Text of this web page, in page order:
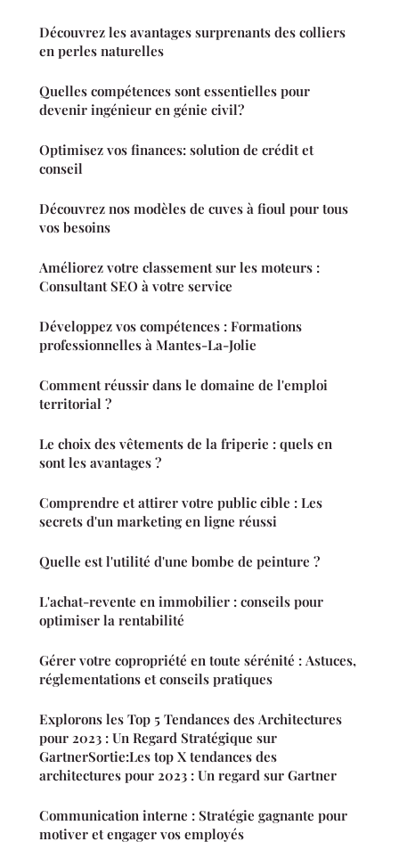
Découvrez les avantages surprenants des colliers
en perles naturelles
Quelles compétences sont essentielles pour
devenir ingénieur en génie civil?
Optimisez vos finances: solution de crédit et
conseil
Découvrez nos modèles de cuves à fioul pour tous
vos besoins
Améliorez votre classement sur les moteurs :
Consultant SEO à votre service
Développez vos compétences : Formations
professionnelles à Mantes-La-Jolie
Comment réussir dans le domaine de l'emploi
territorial ?
Le choix des vêtements de la friperie : quels en
sont les avantages ?
Comprendre et attirer votre public cible : Les
secrets d'un marketing en ligne réussi
Quelle est l'utilité d'une bombe de peinture ?
L'achat-revente en immobilier : conseils pour
optimiser la rentabilité
Gérer votre copropriété en toute sérénité : Astuces,
réglementations et conseils pratiques
Explorons les Top 5 Tendances des Architectures
pour 2023 : Un Regard Stratégique sur
GartnerSortie:Les top X tendances des
architectures pour 2023 : Un regard sur Gartner
Communication interne : Stratégie gagnante pour
motiver et engager vos employés